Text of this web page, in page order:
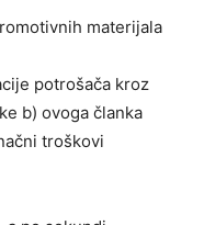
materijala
potrošača kroz
b) ovoga članka
troškovi